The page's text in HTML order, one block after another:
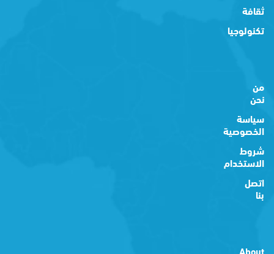
ثقافة
تكنولوجيا
من
نحن
سياسة
الخصوصية
شروط
الاستخدام
اتصل
بنا